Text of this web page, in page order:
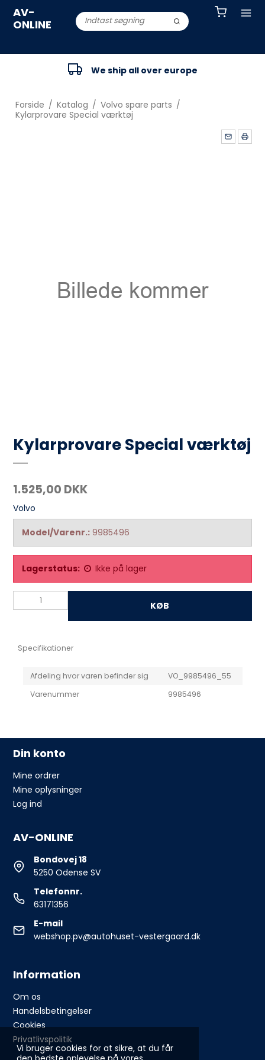
Vi bruger cookies for at sikre, at du får
AV-
ONLINE
We ship all over europe
Forside / Katalog / Volvo spare parts /
Kylarprovare Special værktøj
Kylarprovare Special værktøj
1.525,00 DKK
Volvo
Model/Varenr.: 9985496
Lagerstatus: Ikke på lager
KØB
Specifikationer
Afdeling hvor varen befinder sig
VO_9985496_55
Varenummer
9985496
Din konto
Mine ordrer
Mine oplysninger
Log ind
AV-ONLINE
Bondovej 18
5250 Odense SV
Telefonnr.
63171356
E-mail
webshop.pv@autohuset-vestergaard.dk
Information
Om os
Handelsbetingelser
Cookies
Privatlivspolitik